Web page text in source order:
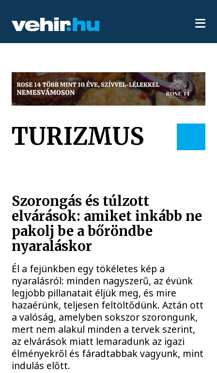
TURIZMUS
Szorongás és túlzott
elvárások: amiket inkább ne
pakolj be a bőröndbe
nyaraláskor
Él a fejünkben egy tökéletes kép a
nyaralásról: minden nagyszerű, az évünk
legjobb pillanatait éljük meg, és mire
hazaérünk, teljesen feltöltődünk. Aztán ott
a valóság, amelyben sokszor szorongunk,
mert nem alakul minden a tervek szerint,
az elvárások miatt lemaradunk az igazi
élményekről és fáradtabbak vagyunk, mint
indulás előtt.